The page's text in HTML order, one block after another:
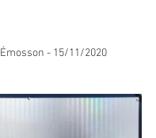
- 15/11/2020